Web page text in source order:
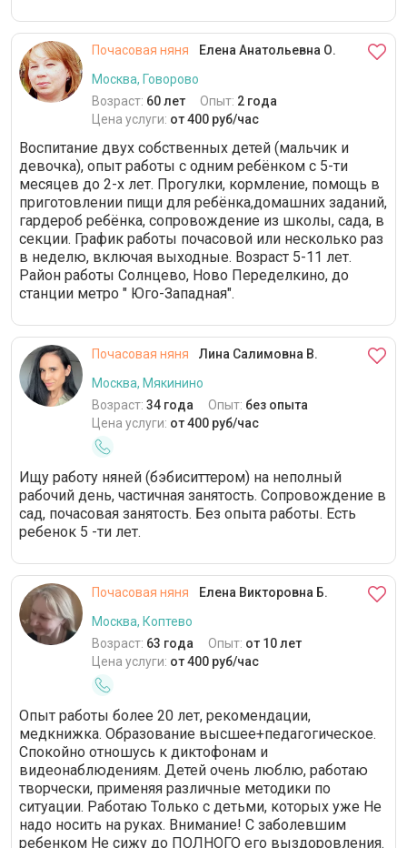
Почасовая няня
Елена Анатольевна О.
Москва, Говорово
Возраст: 60 лет Опыт: 2 года
Цена услуги: от 400 руб/час
Воспитание двух собственных детей (мальчик и
девочка), опыт работы с одним ребёнком с 5-ти
месяцев до 2-х лет. Прогулки, кормление, помощь в
приготовлении пищи для ребёнка,домашних заданий,
гардероб ребёнка, сопровождение из школы, сада, в
секции. График работы почасовой или несколько раз
в неделю, включая выходные. Возраст 5-11 лет.
Район работы Солнцево, Ново Переделкино, до
станции метро " Юго-Западная".
Почасовая няня
Лина Салимовна В.
Москва, Мякинино
Возраст: 34 года Опыт: без опыта
Цена услуги: от 400 руб/час
Ищу работу няней (бэбиситтером) на неполный
рабочий день, частичная занятость. Сопровождение в
сад, почасовая занятость. Без опыта работы. Есть
ребенок 5 -ти лет.
Почасовая няня
Елена Викторовна Б.
Москва, Коптево
Возраст: 63 года Опыт: от 10 лет
Цена услуги: от 400 руб/час
Опыт работы более 20 лет, рекомендации,
медкнижка. Образование высшее+педагогическое.
Спокойно отношусь к диктофонам и
видеонаблюдениям. Детей очень люблю, работаю
творчески, применяя различные методики по
ситуации. Работаю Только с детьми, которых уже Не
надо носить на руках. Внимание! С заболевшим
ребенком Не сижу до ПОЛНОГО его выздоровления.